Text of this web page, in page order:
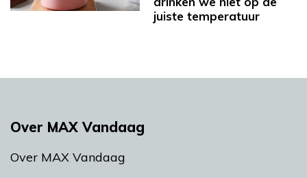
juiste temperatuur
Over MAX Vandaag
Over MAX Vandaag